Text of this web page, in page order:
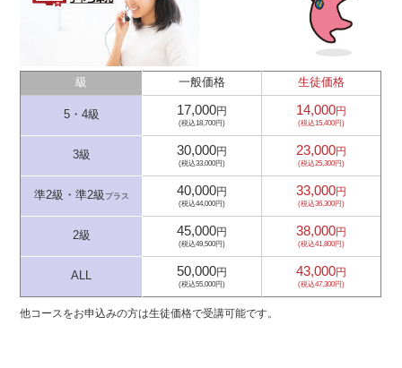
級 一般価格 生徒価格
5・4級 17,000円
(税込18,700円)
14,000円
(税込15,400円)
3級 30,000円
(税込33,000円)
23,000円
(税込25,300円)
準2級・準2級 プラス 40,000円
(税込44,000円)
33,000円
(税込36,300円)
2級 45,000円
(税込49,500円)
38,000円
(税込41,800円)
ALL 50,000円
(税込55,000円)
43,000円
(税込47,300円)
他コースをお申込みの方は生徒価格で受講可能です。